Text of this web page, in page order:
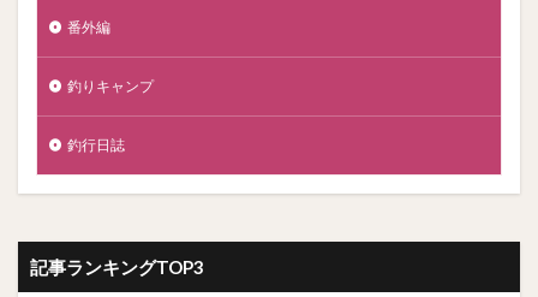
番外編
釣りキャンプ
釣行日誌
記事ランキングTOP3